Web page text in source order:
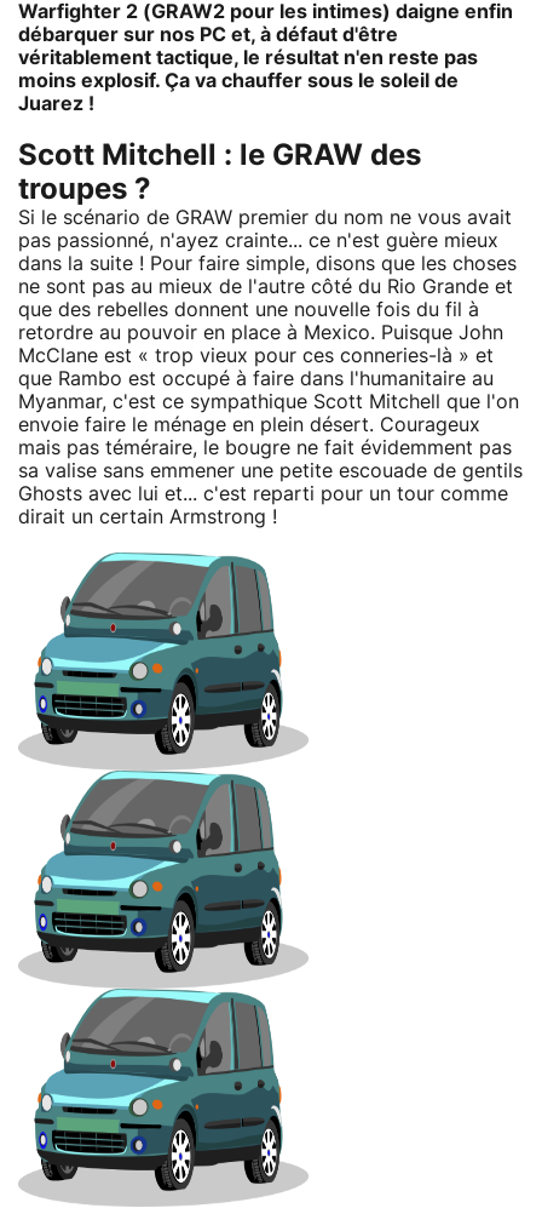
Warfighter 2 (GRAW2 pour les intimes) daigne enfin
débarquer sur nos PC et, à défaut d'être
véritablement tactique, le résultat n'en reste pas
moins explosif. Ça va chauffer sous le soleil de
Juarez !
Scott Mitchell : le GRAW des
troupes ?
Si le scénario de GRAW premier du nom ne vous avait
pas passionné, n'ayez crainte... ce n'est guère mieux
dans la suite ! Pour faire simple, disons que les choses
ne sont pas au mieux de l'autre côté du Rio Grande et
que des rebelles donnent une nouvelle fois du fil à
retordre au pouvoir en place à Mexico. Puisque John
McClane est « trop vieux pour ces conneries-là » et
que Rambo est occupé à faire dans l'humanitaire au
Myanmar, c'est ce sympathique Scott Mitchell que l'on
envoie faire le ménage en plein désert. Courageux
mais pas téméraire, le bougre ne fait évidemment pas
sa valise sans emmener une petite escouade de gentils
Ghosts avec lui et... c'est reparti pour un tour comme
dirait un certain Armstrong !